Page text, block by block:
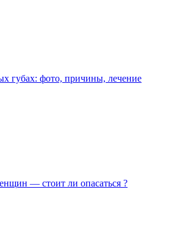
губах: фото, причины, лечение
— стоит ли опасаться ?